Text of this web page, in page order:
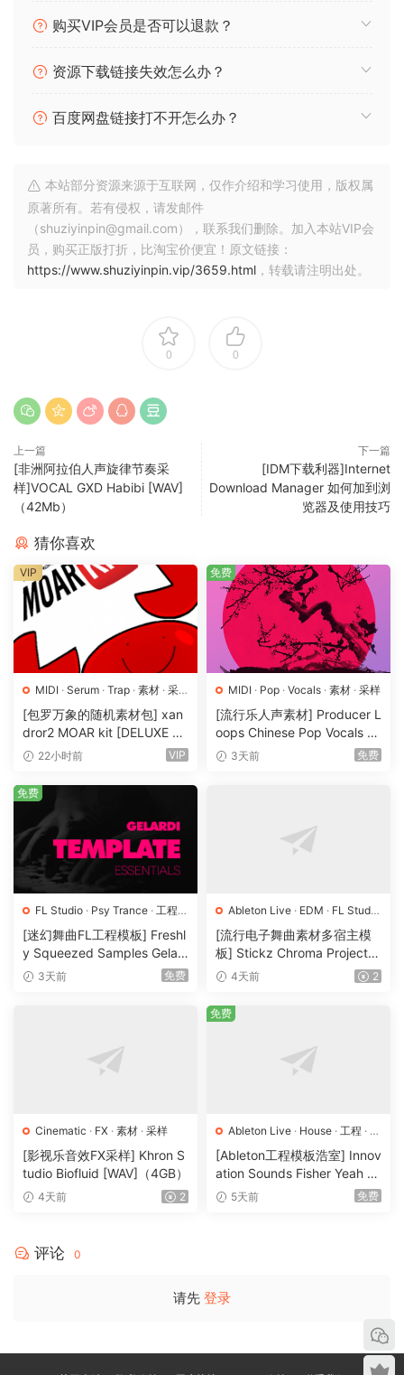
productions with authentic flair.
Delve into a treasure trove of expertly curated drum loops,
chops, all meticulously designed to capture the essence of
infectious melodies, guaranteed to set any dance floor on
fire. Drive your tracks with an extensive collection of drum
loops, meticulously crafted to provide the rhythmic
backbone of your productions. From hard-hitting kicks and
snares to intricate percussive patterns, these loops will
Lay down the foundation for your tracks with a selection of
basslines will add weight and power to your productions,
sound system. Craft unforgettable melodies and
captivating riffs with a vast array of expertly crafted
melodic elements. From catchy synth lines to soulful vocal
and captivating harmonies to your tracks, leaving listeners
humming along long after the music stops.
With UK AfroDancehall, you have the tools to create tracks
that will ignite dancefloors and captivate audiences
worldwide. Whether you’re a seasoned producer or just
starting out, this sample pack provides the essential
elements to craft authentic and infectious tracks.
210 Samples
🏠 HomePage
购买VIP会员是否可以退款？
资源下载链接失效怎么办？
百度网盘链接打不开怎么办？
本站部分资源来源于互联网，仅作介绍和学习使用，版权属
原著所有。若有侵权，请发邮件
（shuziyinpin@gmail.com），联系我们删除。加入本站VIP会
员，购买正版打折，比淘宝价便宜！原文链接：
https://www.shuziyinpin.vip/3659.html ，转载请注明出处。
0 0
上一篇
[非洲阿拉伯人声旋律节奏采
样]VOCAL GXD Habibi [WAV]
（42Mb）
下一篇
[IDM下载利器]Internet
Download Manager 如何加到浏
览器及使用技巧
猜你喜欢
MIDI · Serum · Trap · 素材 · 采
样·预置
[包罗万象的随机素材包] xan
dror2 MOAR kit [DELUXE VE
RSION] [WAV, MiDi]（3.1G
22小时前 VIP
VIP
MIDI · Pop · Vocals · 素材 · 采样
[流行乐人声素材] Producer L
oops Chinese Pop Vocals Vo
l.1 [WAV, MiDi, REX]（3.21G
3天前 免费
免费
FL Studio · Psy Trance · 工程·
素材
采样
[迷幻舞曲FL工程模板] Freshl
y Squeezed Samples Gelar
di Template Essentials Vol.1
3天前 免费
免费
Ableton Live · EDM · FL Studio
· Logic Pro ·Pop · 工程· 素材
采样
[流行电子舞曲素材多宿主模
板] Stickz Chroma Project Fi
le Expansion（2.53GB）
4天前 2
Cinematic · FX · 素材 · 采样
[影视乐音效FX采样] Khron S
tudio Biofluid [WAV]（4GB）
4天前 2
Ableton Live · House · 工程 · 素
材
采样
[Ableton工程模板浩室] Innov
ation Sounds Fisher Yeah T
he Girls (Rmv Remake)（13
5天前 免费
免费
评论 0
请先 登录